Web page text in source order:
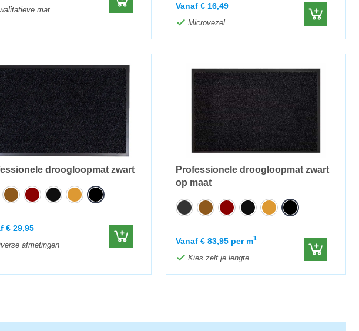
mat Vanaf € 16,49
Microvezel
droogloopmat zwart
€ 29,95
afmetingen
Professionele droogloopmat zwart
op maat
Vanaf € 83,95 per m1
Kies zelf je lengte